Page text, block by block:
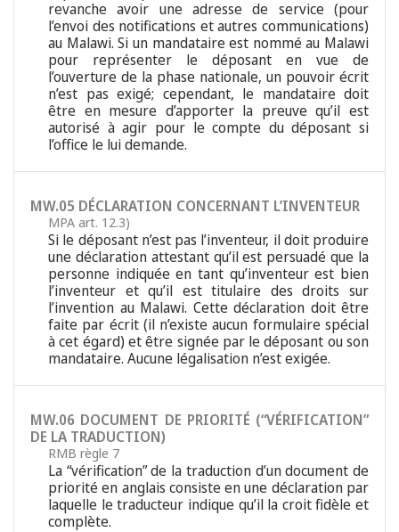
revanche avoir une adresse de service (pour
l’envoi des notifications et autres communications)
au Malawi. Si un mandataire est nommé au Malawi
pour représenter le déposant en vue de
l’ouverture de la phase nationale, un pouvoir écrit
n’est pas exigé; cependant, le mandataire doit
être en mesure d’apporter la preuve qu’il est
autorisé à agir pour le compte du déposant si
l’office le lui demande.
MW.05 DÉCLARATION CONCERNANT L’INVENTEUR
MPA art. 12.3)
Si le déposant n’est pas l’inventeur, il doit produire
une déclaration attestant qu’il est persuadé que la
personne indiquée en tant qu’inventeur est bien
l’inventeur et qu’il est titulaire des droits sur
l’invention au Malawi. Cette déclaration doit être
faite par écrit (il n’existe aucun formulaire spécial
à cet égard) et être signée par le déposant ou son
mandataire. Aucune légalisation n’est exigée.
MW.06 DOCUMENT DE PRIORITÉ (“VÉRIFICATION”
DE LA TRADUCTION)
RMB règle 7
La “vérification” de la traduction d’un document de
priorité en anglais consiste en une déclaration par
laquelle le traducteur indique qu’il la croit fidèle et
complète.